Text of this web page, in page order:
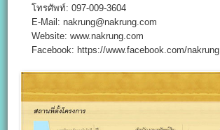
โทรศัพท์: 097-009-3604
E-Mail: nakrung@nakrung.com
Website: www.nakrung.com
Facebook: https://www.facebook.com/nakrung